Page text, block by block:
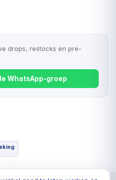
drops, restocks en pre-
WhatsApp-groep